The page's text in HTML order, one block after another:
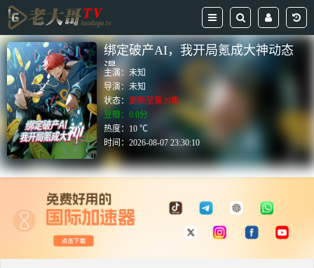
绑定破产AI，我开局氪成大神动态
漫
主演：未知
导演：未知
状态： 更新至第39集
豆瓣：0.0分
热度：10 ℃
时间：2026-08-07 23:30:10